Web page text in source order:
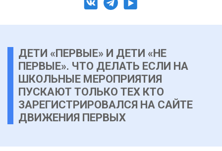
ДЕТИ «ПЕРВЫЕ» И ДЕТИ «НЕ
ПЕРВЫЕ». ЧТО ДЕЛАТЬ ЕСЛИ НА
ШКОЛЬНЫЕ МЕРОПРИЯТИЯ
ПУСКАЮТ ТОЛЬКО ТЕХ КТО
ЗАРЕГИСТРИРОВАЛСЯ НА САЙТЕ
ДВИЖЕНИЯ ПЕРВЫХ